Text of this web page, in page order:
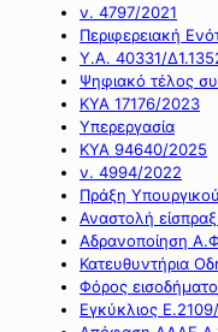
ν. 4797/2021
Περιφερειακή
Υ.Α. 40331/
Ψηφιακό τέλος
ΚΥΑ 17176/2023
Υπερεργασία
ΚΥΑ 94640/2025
ν. 4994/2022
Πράξη
Αναστολή
Αδρανοποίηση
Κατευθυντήρια
Φόρος
Εγκύκλιος